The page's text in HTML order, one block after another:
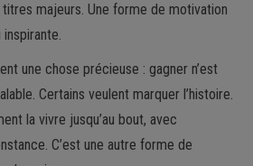
majeurs. Une forme de motivation
une chose précieuse : gagner n’est
Certains veulent marquer l’histoire.
la vivre jusqu’au bout, avec
C’est une autre forme de